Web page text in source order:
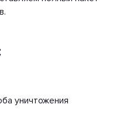
уничтожения